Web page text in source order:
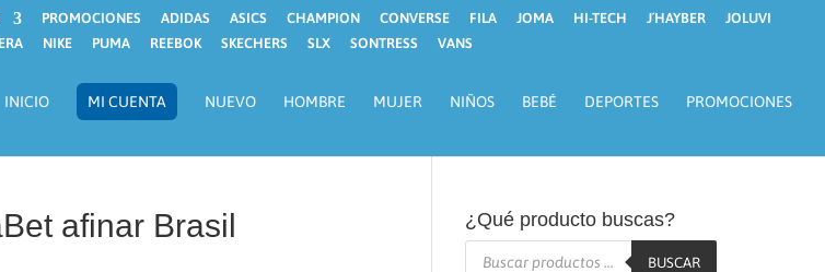
PROMOCIONES ADIDAS ASICS CHAMPION CONVERSE FILA JOMA HI-TECH J´HAYBER
JOLUVI
NIKE PUMA REEBOK SKECHERS SLX SONTRESS VANS
INICIO MI CUENTA NUEVO HOMBRE MUJER NIÑOS BEBÉ DEPORTES PROMOCIONES
afinar Brasil ¿Qué producto buscas?
Búsqueda
BUSCAR